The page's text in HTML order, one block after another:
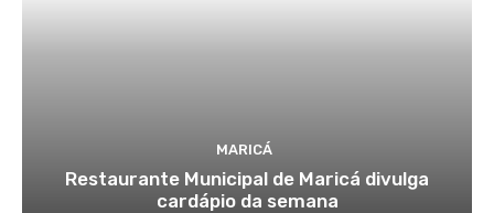
MARICÁ
Restaurante Municipal de Maricá divulga
cardápio da semana